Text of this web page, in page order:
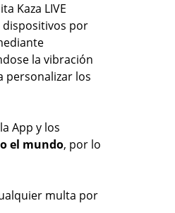
Kaza LIVE
dispositivos por
la vibración
personalizar los
App y los
el mundo, por lo
multa por